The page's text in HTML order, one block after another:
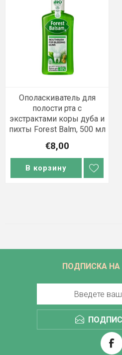
Ополаскиватель для
полости рта с
экстрактами коры дуба и
пихты Forest Balm, 500 мл
€8,00
В корзину
ПОДПИСКА